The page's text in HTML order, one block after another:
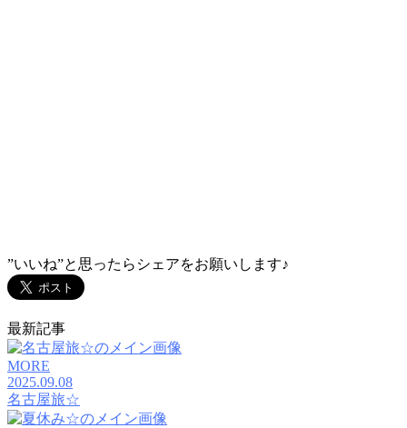
”いいね”と思ったらシェアをお願いします♪
最新記事
MORE
2025.09.08
名古屋旅☆